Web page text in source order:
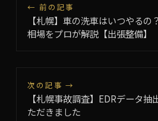
← 前の記事
【札幌】車の洗車はいつやるの
相場をプロが解説【出張整備】
次の記事 →
【札幌事故調査】EDRデータ
ただきました